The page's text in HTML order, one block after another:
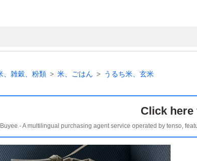
、雑穀、粉類 米、ごはん うるち米、玄米
Click here
Buyee - A multilingual purchasing agent service operated by tenso,